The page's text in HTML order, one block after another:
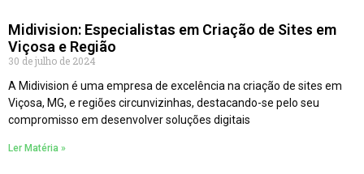
Midivision: Especialistas em Criação de Sites em
Viçosa e Região
30 de julho de 2024
A Midivision é uma empresa de excelência na criação de sites em
Viçosa, MG, e regiões circunvizinhas, destacando-se pelo seu
compromisso em desenvolver soluções digitais
Ler Matéria »